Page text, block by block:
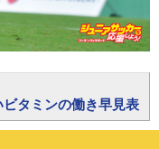
タミンの働き早見表